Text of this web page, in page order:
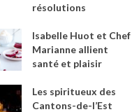
résolutions
Isabelle Huot et Chef
Marianne allient
santé et plaisir
Les spiritueux des
Cantons-de-l’Est